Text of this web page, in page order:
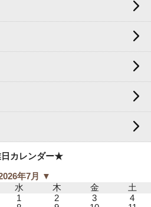
カレンダー★
年7月 ▼
水 木 金
土
1
2 3
4